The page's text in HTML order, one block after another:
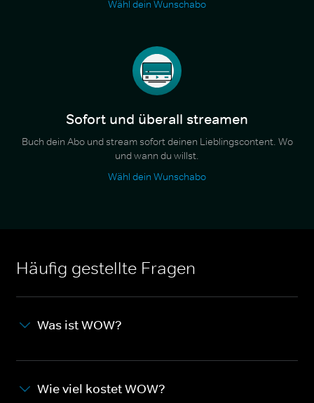
Wähl dein Wunschabo
Sofort und überall streamen
Buch dein Abo und stream sofort deinen Lieblingscontent. Wo
und wann du willst.
Wähl dein Wunschabo
Häufig gestellte Fragen
Was ist WOW?
Wie viel kostet WOW?